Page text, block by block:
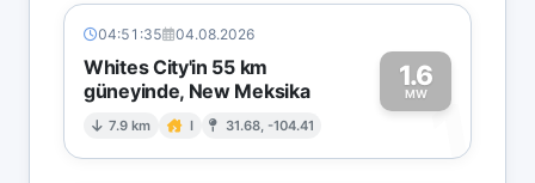
04:51:35 04.08.2026
Whites City'in 55 km
güneyinde, New Meksika
7.9 km I 31.68, -104.41
1.6
MW1